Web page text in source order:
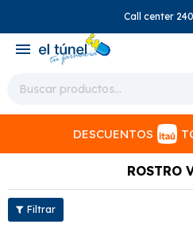
Call center
menu
DESCUENTOS
ROSTRO
close